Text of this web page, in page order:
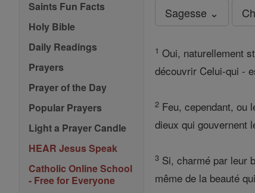
Saints Fun Facts
Holy Bible
Daily Readings
Prayers
Prayer of the Day
Popular Prayers
Light a Prayer Candle
HEAR Jesus Speak
Catholic Online School
- Free for Everyone
Sagesse ⌄
1 Oui, naturellement
découvrir Celui-qui -
2 Feu, cependant, ou
dieux qui gouvernent
3 Si, charmé par leur
même de la beauté